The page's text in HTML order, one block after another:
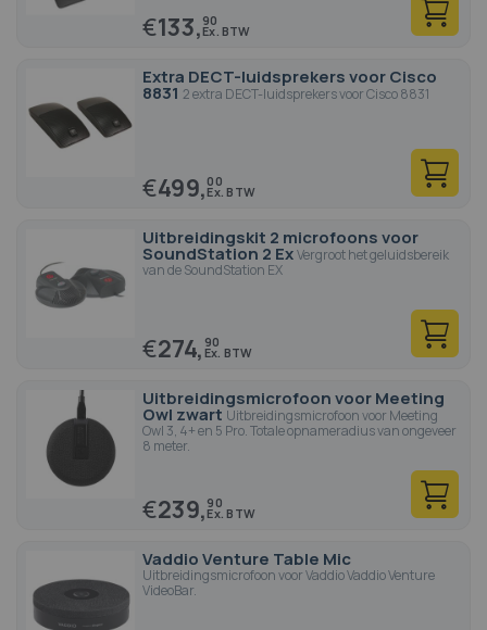
€133,90
Extra DECT-luidsprekers voor Cisco
8831 2 extra DECT-luidsprekers voor Cisco 8831
€499,00
Uitbreidingskit 2 microfoons voor
SoundStation 2 ExVergroot het geluidsbereik
van de SoundStation EX
€274, 90
Uitbreidingsmicrofoon voor Meeting
Owl zwart Uitbreidingsmicrofoon voor Meeting
Owl 3, 4+ en 5 Pro. Totale opnameradius van ongeveer
8 meter.
€239,90
Vaddio Venture Table Mic
Uitbreidingsmicrofoon voor Vaddio Vaddio Venture
VideoBar.